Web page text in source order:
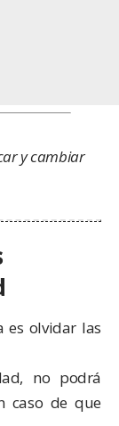
y cambiar
es olvidar las
no podrá
caso de que